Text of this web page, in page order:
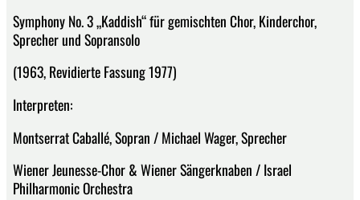
Symphony No. 3 „Kaddish“ für gemischten Chor, Kinderchor,
Sprecher und Sopransolo
(1963, Revidierte Fassung 1977)
Interpreten:
Montserrat Caballé, Sopran / Michael Wager, Sprecher
Wiener Jeunesse-Chor & Wiener Sängerknaben / Israel
Philharmonic Orchestra